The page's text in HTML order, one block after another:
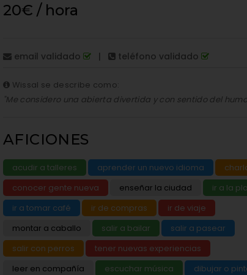
20€ / hora
email validado | teléfono validado
Wissal se describe como:
"Me considero una abierta divertida y con sentido del
AFICIONES
acudir a talleres aprender un nuevo idioma
conocer gente nueva
enseñar la ciudad
ir a la
ir a tomar café
ir de compras
ir de viaje
montar a caballo
salir a bailar
salir a pasear
salir con perros
tener nuevas experiencias
leer en compañía
escuchar música
dibujar o